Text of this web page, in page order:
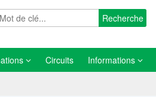
Recherche
Circuits Informations